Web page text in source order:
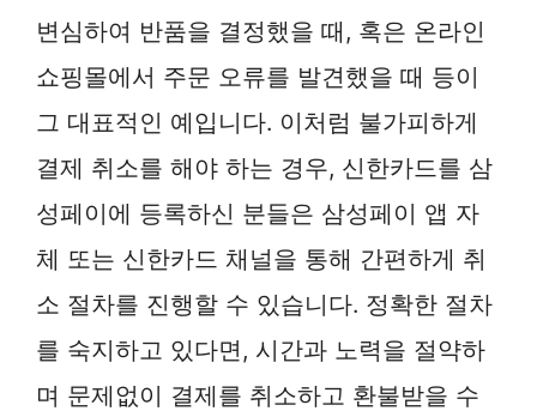
변심하여 반품을 결정했을 때, 혹은 온라인
쇼핑몰에서 주문 오류를 발견했을 때 등이
그 대표적인 예입니다. 이처럼 불가피하게
결제 취소를 해야 하는 경우, 신한카드를 삼
성페이에 등록하신 분들은 삼성페이 앱 자
체 또는 신한카드 채널을 통해 간편하게 취
소 절차를 진행할 수 있습니다. 정확한 절차
를 숙지하고 있다면, 시간과 노력을 절약하
며 문제없이 결제를 취소하고 환불받을 수